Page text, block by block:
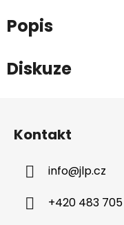
Popis
Diskuze
Kontakt
info@jlp.cz
+420 483 705